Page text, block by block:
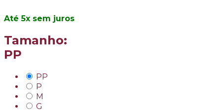
5x sem juros
Tamanho:
PP
PP
P
M
G